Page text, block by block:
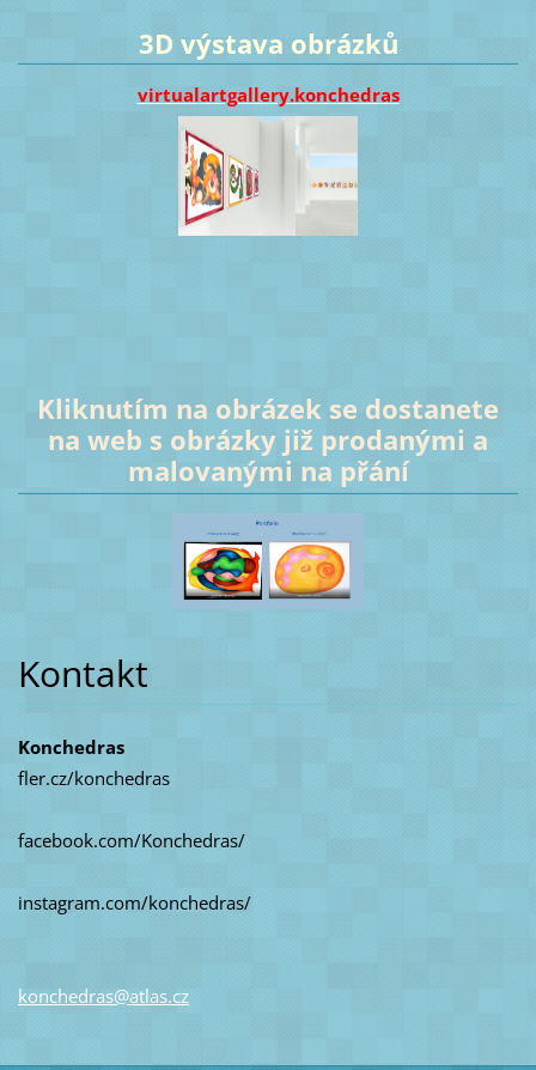
3D výstava obrázků
virtualartgallery.konchedras
Kliknutím na obrázek se dostanete
na web s obrázky již prodanými a
malovanými na přání
Kontakt
Konchedras
fler.cz/konchedras
facebook.com/Konchedras/
instagram.com/konchedras/
konchedras@atlas.cz